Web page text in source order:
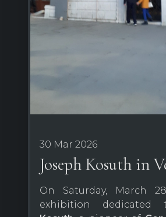
30 Mar 2026
Joseph Kosuth in
On Saturday, March
exhibition